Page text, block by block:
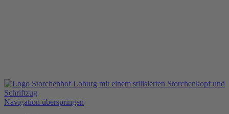
Navigation überspringen